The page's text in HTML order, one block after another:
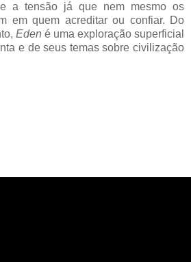
a tensão já que nem mesmo os
em quem acreditar ou confiar. Do
Eden é uma exploração superficial
e de seus temas sobre civilização